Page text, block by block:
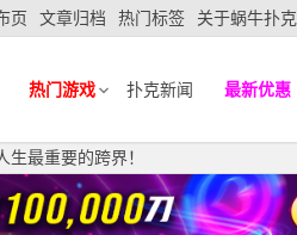
页 文章归档 热门标签 关于蜗牛扑克
热门游戏 扑克新闻 最新优惠
最重要的跨界！